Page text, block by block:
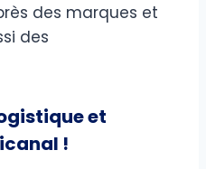
des marques et
des
et
!